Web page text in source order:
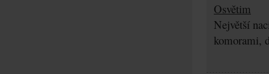
Osvětim
Největší
komorami,